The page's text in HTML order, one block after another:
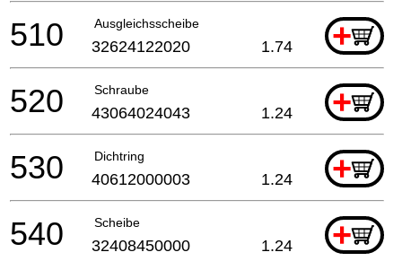
Ausgleichsscheibe +
510 32624122020 1.74
Schraube +
520 43064024043 1.24
Dichtring +
530 40612000003 1.24
Scheibe +
540 32408450000 1.24